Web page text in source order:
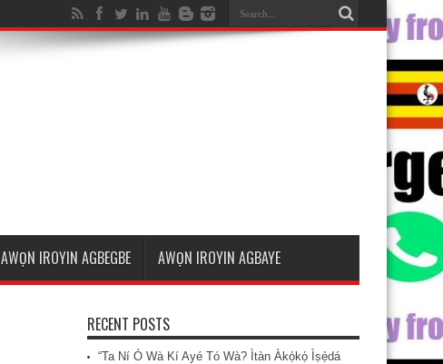
AWỌN IROYIN AGBEGBE AWỌN IROYIN AGBAYE
RECENT POSTS
“Ta Ní Ó Wà Kí Ayé Tó Wà? Ìtàn Àkọ́kọ́ Ìṣẹ̀dá